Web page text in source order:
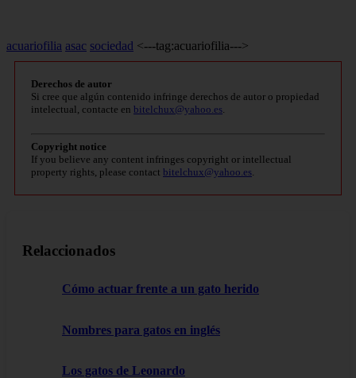
acuariofilia asac sociedad <---tag:acuariofilia--->
Derechos de autor
Si cree que algún contenido infringe derechos de autor o propiedad
intelectual, contacte en bitelchux@yahoo.es
Copyright notice
If you believe any content infringes copyright or intellectual
property rights, please contact bitelchux@yahoo.es
Relaccionados
Cómo actuar frente a un gato herido
Nombres para gatos en inglés
Los gatos de Leonardo